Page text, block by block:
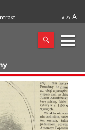
A A A
X